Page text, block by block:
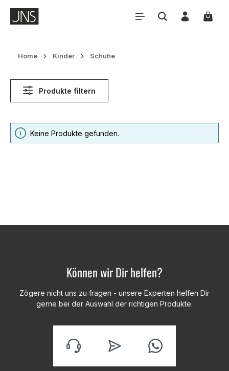
Zum Hauptinhalt springen
Home Kinder Schuhe
Produkte filtern
Keine Produkte gefunden.
Können wir Dir helfen?
Zögere nicht uns zu fragen - unsere Experten helfen Dir
gerne bei der Auswahl der richtigen Produkte.